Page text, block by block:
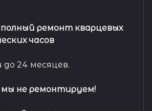
ремонт кварцевых
часов
24 месяцев.
не ремонтируем!